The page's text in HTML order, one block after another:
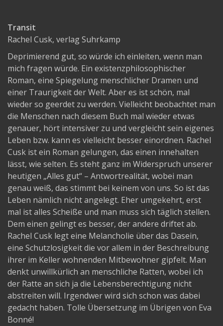
Transit
Rachel Cusk, verlag Suhrkamp
Deprimierend gut, so würde ich einleiten, wenn man
mich fragen würde. Ein existenzphilosophischer
Roman, eine Spiegelung menschlicher Dramen und
einer Traurigkeit der Welt. Aber es ist schön, mal
wieder so geerdet zu werden. Vielleicht beobachtet man
die Menschen nach diesem Buch mal wieder etwas
genauer, hört intensiver zu und vergleicht sein eigenes
Leben bzw. kann es vielleicht besser einordnen. Rachel
Cusk ist ein Roman gelungen, das einen innehalten
lässt, wie selten. Es steht ganz im Widerspruch unserer
heutigen „Alles gut“ – Antwortrealität, wobei man
genau weiß, das stimmt bei keinem von uns. So ist das
Leben nämlich nicht angelegt. Eher umgekehrt, erst
mal ist alles Scheiße und man muss sich täglich stellen.
Dem einen gelingt es besser, der andere driftet ab.
Rachel Cusk legt eine Melancholie über das Dasein,
eine Schutzlosigkeit die vor allem in der Beschreibung
ihrer im Keller wohnenden Mitbewohner gipfelt. Man
denkt unwillkürlich an menschliche Ratten, wobei ich
der Ratte an sich ja die Lebensberechtigung nicht
abstreiten will. Irgendwer wird sich schon was dabei
gedacht haben. Tolle Übersetzung im Übrigen von Eva
Bonné!